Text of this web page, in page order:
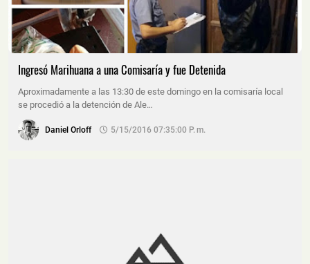
Ingresó Marihuana a una Comisaría y fue Detenida
Aproximadamente a las 13:30 de este domingo en la comisaría local
se procedió a la detención de Ale…
Daniel Orloff 5/15/2016 07:35:00 P. M.